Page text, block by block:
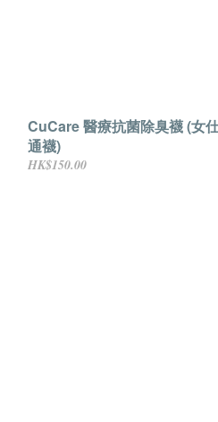
CuCare 醫療抗菌除臭襪 (女
通襪)
HK$150.00